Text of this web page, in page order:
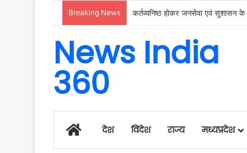
Breaking News कर्तव्यनिष्ठ होकर जनसेवा एवं सुशासन
News India
360
Homeदेश विदेश राज्य मध्यप्रदेश